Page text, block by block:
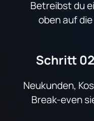
Betreibst du
oben auf
Schritt
Neukunden,
Break-even